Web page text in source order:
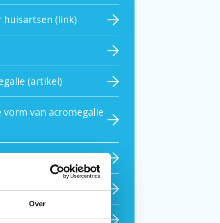
Over
(link)
(artikel)
van acromegalie
(video)
(artikel)